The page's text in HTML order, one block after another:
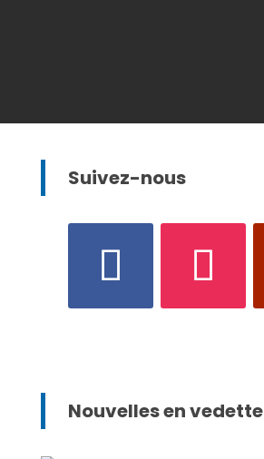
Suivez-nous
Nouvelles en vedette